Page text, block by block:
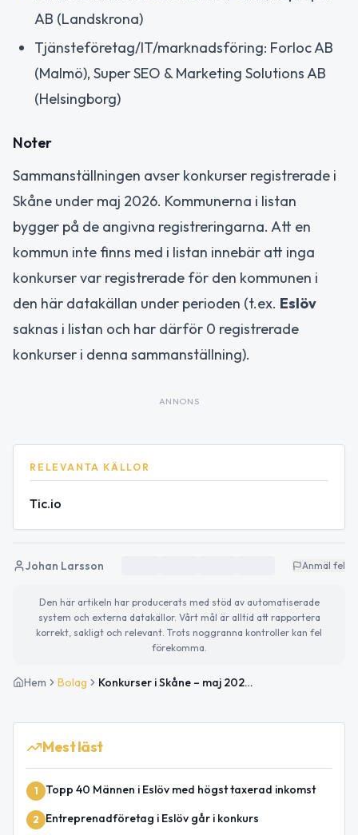
AB (Landskrona)
Tjänsteföretag/IT/marknadsföring: Forloc AB
(Malmö), Super SEO & Marketing Solutions AB
(Helsingborg)
Noter
Sammanställningen avser konkurser registrerade i
Skåne under maj 2026. Kommunerna i listan
bygger på de angivna registreringarna. Att en
kommun inte finns med i listan innebär att inga
konkurser var registrerade för den kommunen i
den här datakällan under perioden (t.ex. Eslöv
saknas i listan och har därför 0 registrerade
konkurser i denna sammanställning).
ANNONS
RELEVANTA KÄLLOR
Tic.io
Johan Larsson Anmäl fel
Den här artikeln har producerats med stöd av automatiserade
system och externa datakällor. Vårt mål är alltid att rapportera
korrekt, sakligt och relevant. Trots noggranna kontroller kan fel
förekomma.
Hem Bolag Konkurser i Skåne – maj 2026: 94 bolag satt i konkurs
Mest läst
1 Topp 40 Männen i Eslöv med högst taxerad inkomst
2 Entreprenadföretag i Eslöv går i konkurs